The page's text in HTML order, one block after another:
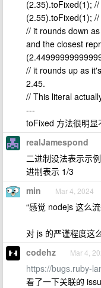
(2.35).toFixed(1);
(2.55).toFixed(1);
// it rounds down
and the closest
// it rounds up as
2.45.
// This literal
---
toFixed 方法很明显
realJamespond
二进制没法表示示
进制表示 1/3
min Mar 4, 2024
“感觉 nodejs 这么
对 js 的严谨程度这
codehz Mar 4,
https://bugs.ruby-
看了一下关联的